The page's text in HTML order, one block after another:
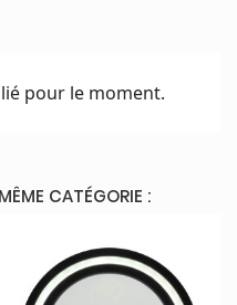
pour le moment.
CATÉGORIE :